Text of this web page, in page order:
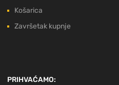
Košarica
Završetak kupnje
PRIHVAĆAMO: